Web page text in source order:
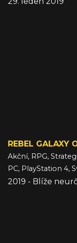
REBEL GALAXY
Akční, RPG,
PC, PlayStation 4,
2019 - Blíže